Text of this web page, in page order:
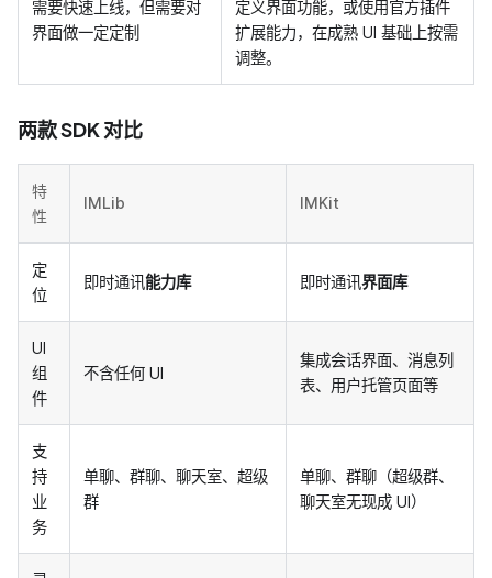
需要快速上线，但需要对
界面做一定定制
定义界面功能，或使用官方插件
扩展能力，在成熟 UI 基础上按需
调整。
两款 SDK 对比
特
性
IMLib IMKit
定
位
即时通讯能力库 即时通讯界面库
UI
组
件
不含任何 UI
集成会话界面、消息列
表、用户托管页面等
支
持
业
务
单聊、群聊、聊天室、超级
群
单聊、群聊（超级群、
聊天室无现成 UI）